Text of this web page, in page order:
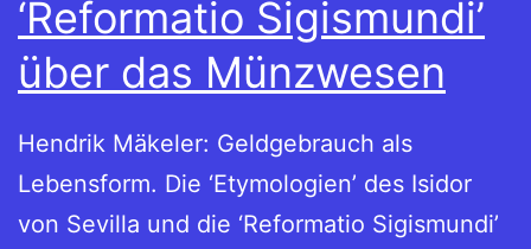
‘Reformatio Sigismundi’
über das Münzwesen
Hendrik Mäkeler: Geldgebrauch als
Lebensform. Die ‘Etymologien’ des Isidor
von Sevilla und die ‘Reformatio Sigismundi’